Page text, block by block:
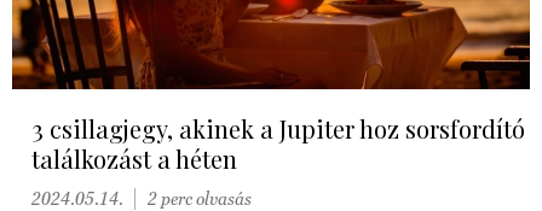
3 csillagjegy, akinek a Jupiter hoz sorsfordító
találkozást a héten
2024.05.14. 2 perc olvasás